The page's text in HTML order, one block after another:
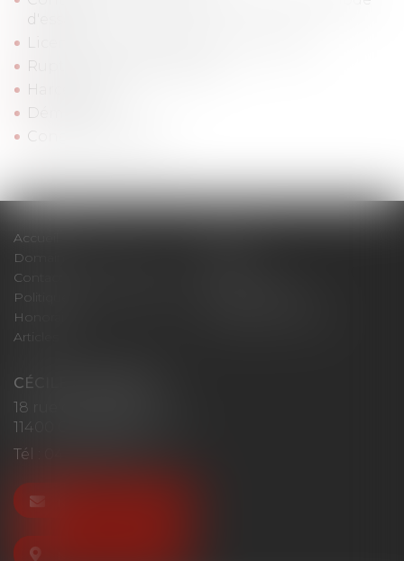
d'essai)
Licenciement (amiable, économique...)
Rupture conventionnelle
Harcèlement
Démission
Congés / Absences
Accueil
Domaines d'intervention
Contact
Politique de confidentialité
Honoraires
Articles
CÉCILE MOURGUES
18 rue du Collège
11400 CASTELNAUDARY
Tél :